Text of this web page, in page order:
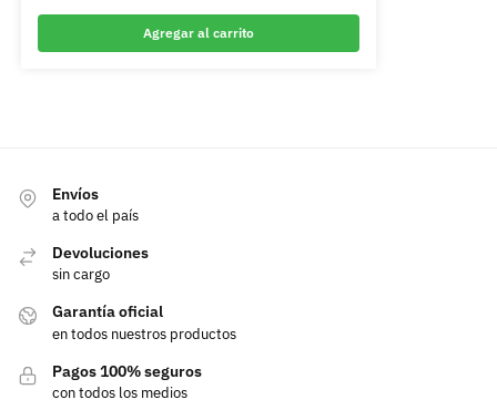
Agregar al carrito
Envíos
a todo el país
Devoluciones
sin cargo
Garantía oficial
en todos nuestros productos
Pagos 100% seguros
con todos los medios